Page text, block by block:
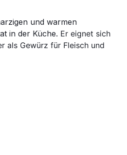
und warmen
in der Küche. Er eignet sich
als Gewürz für Fleisch und